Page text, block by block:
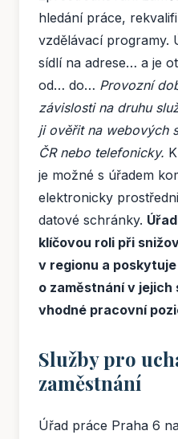
hledání práce,
vzdělávací programy.
sídlí na adrese… a je
od… do… Provozní
závislosti na druhu
ji ověřit na webových
ČR nebo telefonicky.
je možné s úřadem
elektronicky
datové schránky.
klíčovou roli při
v regionu a
o zaměstnání v jejich
vhodné pracovní
Služby pro
zaměstnání
Úřad práce Praha 6